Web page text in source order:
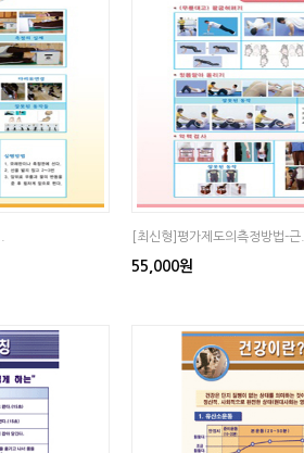
[최신형]평가제도의측정방법-근..
55,000원